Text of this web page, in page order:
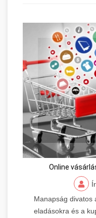
Online
Manapság divatos
eladásokra és a